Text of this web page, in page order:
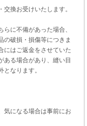
換お受けいたします。
に不備があった場合、
の破損・損傷等につきま
にはご返金をさせていた
ある場合があり、縫い目
なります。
気になる場合は事前にお